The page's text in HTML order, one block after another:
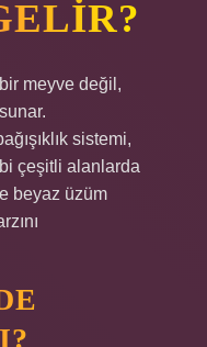
meyve değil,
sistemi,
çeşitli alanlarda
beyaz üzüm